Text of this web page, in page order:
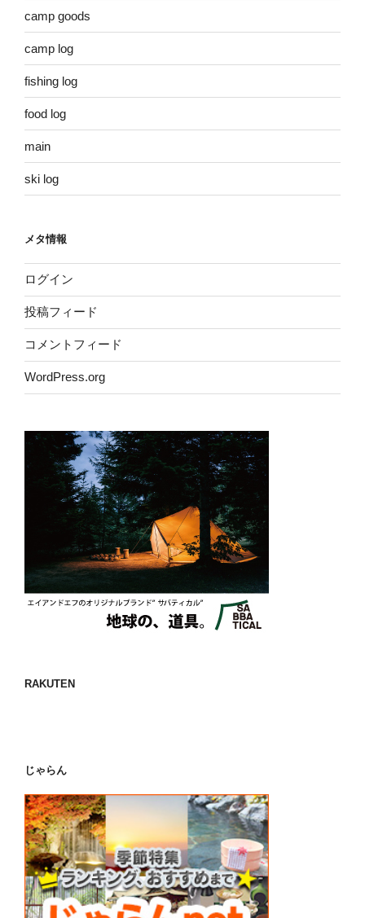
camp goods
camp log
fishing log
food log
main
ski log
メタ情報
ログイン
投稿フィード
コメントフィード
WordPress.org
RAKUTEN